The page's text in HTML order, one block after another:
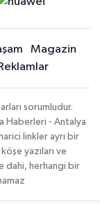
Magazin
sorumludur.
Haberleri - Antalya
linkler ayrı bir
yazıları ve
dahi, herhangi bir